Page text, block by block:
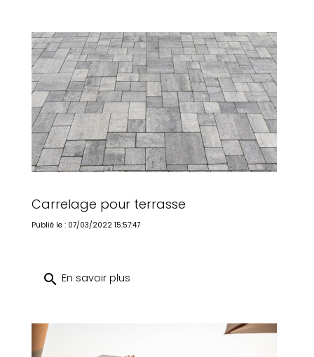
Carrelage pour terrasse
Publié le : 07/03/2022 15:57:47
search En savoir plus